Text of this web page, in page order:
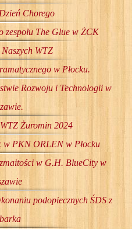
Chorego
zespołu The Glue w ŻCK
WTZ
w Płocku.
Rozwoju i Technologii w
Żuromin 2024
w PKN ORLEN w Płocku
w G.H. BlueCity w
podopiecznych ŚDS z